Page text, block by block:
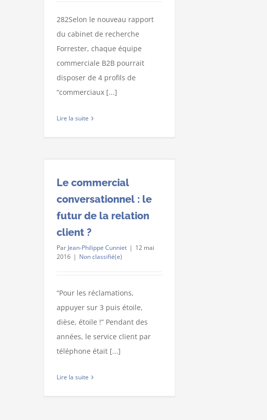
282Selon le nouveau rapport
du cabinet de recherche
Forrester, chaque équipe
commerciale B2B pourrait
disposer de 4 profils de
“commerciaux [...]
Lire la suite
Le commercial
conversationnel : le
futur de la relation
client ?
Par Jean-Philippe Cunniet | 12 mai
2016 | Non classifié(e)
“Pour les réclamations,
appuyer sur 3 puis étoile,
dièse, étoile !” Pendant des
années, le service client par
téléphone était [...]
Lire la suite